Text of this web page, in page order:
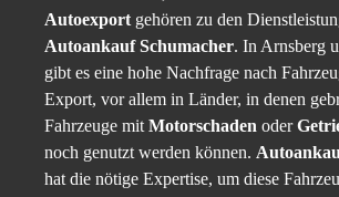
Autoexport gehören zu den
Autoankauf Schumacher. In Arnsberg
gibt es eine hohe Nachfrage nach
Export, vor allem in Länder, in denen
Fahrzeuge mit Motorschaden oder
noch genutzt werden können.
hat die nötige Expertise, um diese